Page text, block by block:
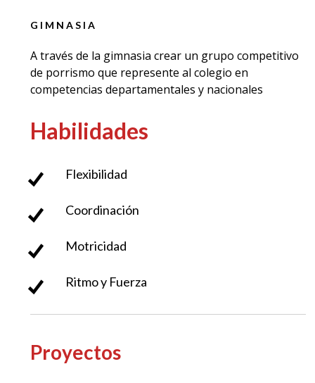
GIMNASIA
A través de la gimnasia crear un grupo competitivo
de porrismo que represente al colegio en
competencias departamentales y nacionales
Habilidades
Flexibilidad
Coordinación
Motricidad
Ritmo y Fuerza
Proyectos